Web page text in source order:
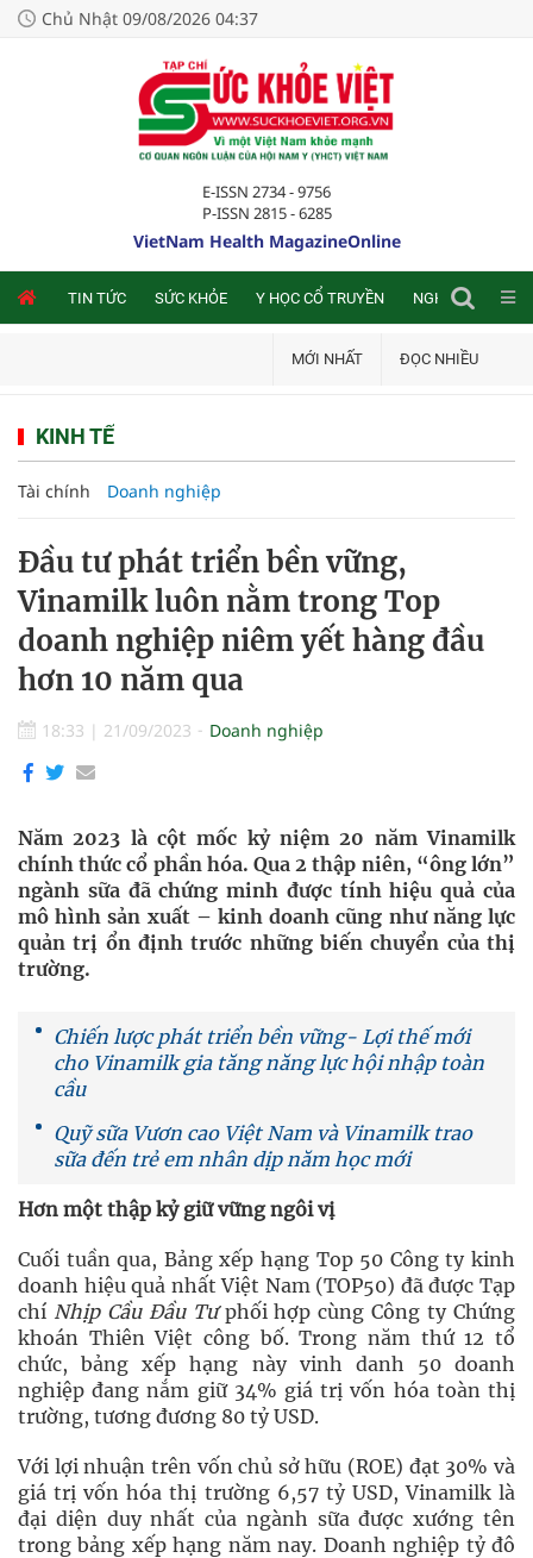
Chủ Nhật 09/08/2026 04:37
E-ISSN 2734 - 9756
P-ISSN 2815 - 6285
VietNam Health MagazineOnline
TIN TỨC SỨC KHỎE Y HỌC CỔ TRUYỀN NGHIÊN CỨU
MỚI NHẤT ĐỌC NHIỀU
KINH TẾ
Tài chính Doanh nghiệp
Đầu tư phát triển bền vững,
Vinamilk luôn nằm trong Top
doanh nghiệp niêm yết hàng đầu
hơn 10 năm qua
18:33 | 21/09/2023 Doanh nghiệp
Năm 2023 là cột mốc kỷ niệm 20 năm Vinamilk
chính thức cổ phần hóa. Qua 2 thập niên, “ông lớn”
ngành sữa đã chứng minh được tính hiệu quả của
mô hình sản xuất – kinh doanh cũng như năng lực
quản trị ổn định trước những biến chuyển của thị
trường.
Chiến lược phát triển bền vững- Lợi thế mới
cho Vinamilk gia tăng năng lực hội nhập toàn
cầu
Quỹ sữa Vươn cao Việt Nam và Vinamilk trao
sữa đến trẻ em nhân dịp năm học mới
Hơn một thập kỷ giữ vững ngôi vị
Cuối tuần qua, Bảng xếp hạng Top 50 Công ty kinh
doanh hiệu quả nhất Việt Nam (TOP50) đã được Tạp
chí Nhịp Cầu Đầu Tưphối hợp cùng Công ty Chứng
khoán Thiên Việt công bố. Trong năm thứ 12 tổ
chức, bảng xếp hạng này vinh danh 50 doanh
nghiệp đang nắm giữ 34% giá trị vốn hóa toàn thị
trường, tương đương 80 tỷ USD.
Với lợi nhuận trên vốn chủ sở hữu (ROE) đạt 30% và
giá trị vốn hóa thị trường 6,57 tỷ USD, Vinamilk là
đại diện duy nhất của ngành sữa được xướng tên
trong bảng xếp hạng năm nay. Doanh nghiệp tỷ đô